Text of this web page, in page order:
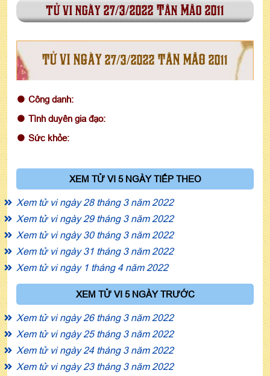
tử vi ngày 27/3/2022 Tân Mão 2011
TỬ VI NGÀY 27/3/2022 TÂN MÃO 2011
Công danh:
Tình duyên gia đạo:
Sức khỏe:
XEM TỬ VI 5 NGÀY TIẾP THEO
Xem tử vi ngày 28 tháng 3 năm 2022
Xem tử vi ngày 29 tháng 3 năm 2022
Xem tử vi ngày 30 tháng 3 năm 2022
Xem tử vi ngày 31 tháng 3 năm 2022
Xem tử vi ngày 1 tháng 4 năm 2022
XEM TỬ VI 5 NGÀY TRƯỚC
Xem tử vi ngày 26 tháng 3 năm 2022
Xem tử vi ngày 25 tháng 3 năm 2022
Xem tử vi ngày 24 tháng 3 năm 2022
Xem tử vi ngày 23 tháng 3 năm 2022